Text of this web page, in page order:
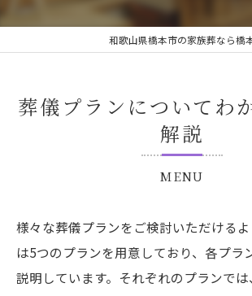
和歌山県橋本市の家族葬なら橋
葬儀プランについてわ
解説
MENU
様々な葬儀プランをご検討いただける
は5つのプランを用意しており、各プラ
説明しています。それぞれのプランで